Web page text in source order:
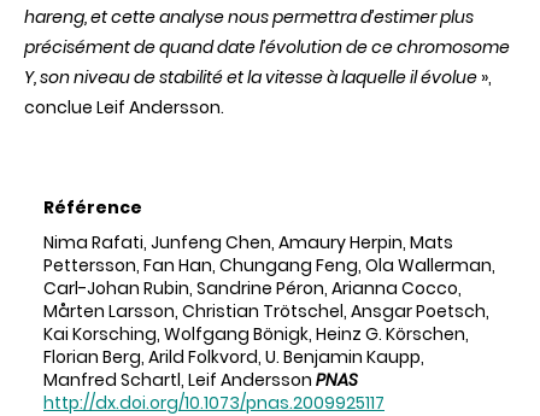
hareng, et cette analyse nous permettra d’estimer plus
précisément de quand date l’évolution de ce chromosome
Y, son niveau de stabilité et la vitesse à laquelle il évolue »,
conclue Leif Andersson.
Référence
Nima Rafati, Junfeng Chen, Amaury Herpin, Mats
Pettersson, Fan Han, Chungang Feng, Ola Wallerman,
Carl-Johan Rubin, Sandrine Péron, Arianna Cocco,
Mårten Larsson, Christian Trötschel, Ansgar Poetsch,
Kai Korsching, Wolfgang Bönigk, Heinz G. Körschen,
Florian Berg, Arild Folkvord, U. Benjamin Kaupp,
Manfred Schartl, Leif Andersson PNAS
http://dx.doi.org/10.1073/pnas.2009925117